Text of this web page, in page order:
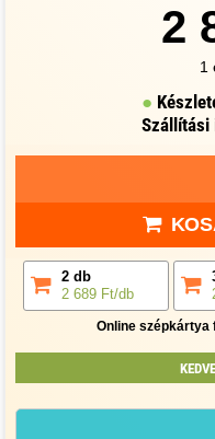
2
1
Szállítási
2 db
2 689 Ft/db
Online szépkártya